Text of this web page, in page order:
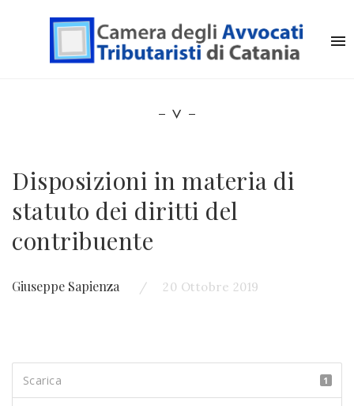
Disposizioni in materia di
statuto dei diritti del
contribuente
Giuseppe Sapienza 20 Ottobre 2019
Scarica 1